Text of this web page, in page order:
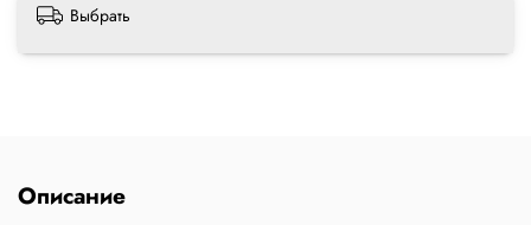
Выбрать
Описание